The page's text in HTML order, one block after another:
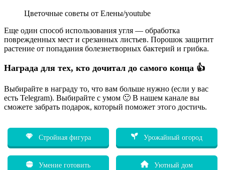
Цветочные советы от Елены/youtube
Еще один способ использования угля — обработка
поврежденных мест и срезанных листьев. Порошок защитит
растение от попадания болезнетворных бактерий и грибка.
Награда для тех, кто дочитал до самого конца 👍
Выбирайте в награду то, что вам больше нужно (если у вас
есть Telegram). Выбирайте с умом 🙂 В нашем канале вы
сможете забрать подарок, который поможет этого достичь.
Стройная фигура Урожайный огород
Умение готовить Уютный дом